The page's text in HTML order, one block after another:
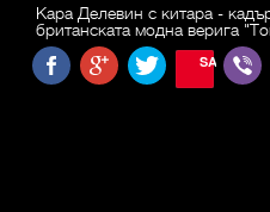
Кара Делевин с китара -
британската модна верига
SAVE